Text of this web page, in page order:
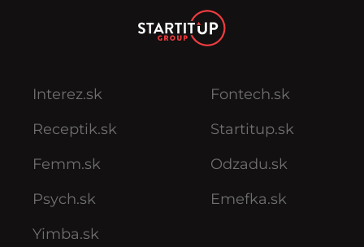
Interez.sk
Receptik.sk
Femm.sk
Psych.sk
Yimba.sk
Fontech.sk
Startitup.sk
Odzadu.sk
Emefka.sk